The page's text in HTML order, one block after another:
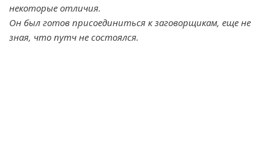
некоторые отличия.
Он был готов присоединиться к заговорщикам, еще не
зная, что путч не состоялся.